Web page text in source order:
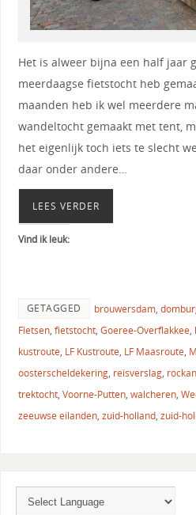
Het is alweer bijna een half jaar
meerdaagse fietstocht heb
maanden heb ik wel meerdere
wandeltocht gemaakt met tent,
het eigenlijk toch iets te slecht
daar onder andere…
LEES VERDER
Vind ik leuk:
GETAGGED brouwersdam,
Fietsen, fietstocht, Goeree-Overflakkee,
kustroute, LF Kustroute, LF Maasroute,
oosterscheldekering, reisverslag,
trektocht, Voorne-Putten, walcheren,
zeeuwse eilanden, zuid-holland, zuid-